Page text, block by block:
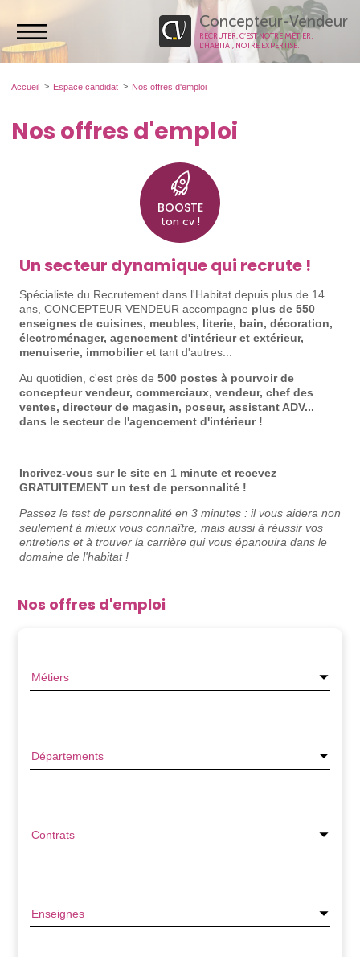
Concepteur-Vendeur
RECRUTER, C’EST NOTRE MÉTIER.
L’HABITAT, NOTRE EXPERTISE.
Accueil Espace candidat Nos offres d'emploi
Nos offres d'emploi
BOOSTE
ton cv !
Un secteur dynamique qui recrute !
Spécialiste du Recrutement dans l'Habitat depuis plus de 14
ans, CONCEPTEUR VENDEUR accompagne plus de 550
enseignes de cuisines, meubles, literie, bain, décoration,
électroménager, agencement d'intérieur et extérieur,
menuiserie, immobilieret tant d'autres...
Au quotidien, c'est près de 500 postes à pourvoir de
concepteur vendeur, commerciaux, vendeur, chef des
ventes, directeur de magasin, poseur, assistant ADV...
dans le secteur de l'agencement d'intérieur !
Incrivez-vous sur le site en 1 minute et recevez
GRATUITEMENT un test de personnalité !
Passez le test de personnalité en 3 minutes : ilvous aidera non
seulement à mieux vous connaître, mais aussi à réussir vos
entretiens et à trouver la carrière qui vous épanouira dans le
domaine de l'habitat !
Nos offres d'emploi